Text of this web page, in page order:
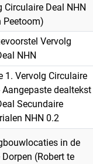
Circulaire Deal NHN
Peetoom)
Vervolg
NHN
1. Vervolg Circulaire
Aangepaste dealtekst
Secundaire
NHN 0.2
in de
(Robert te